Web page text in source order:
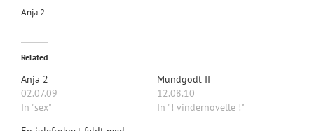
Anja 2
Related
Anja 2
02.07.09
In "sex"
Mundgodt II
12.08.10
In "! vindernovelle !"